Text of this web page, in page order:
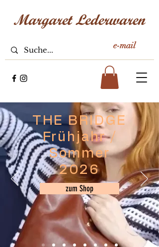
e-mail
THE BRIDGE
Frühjahr /
Sommer
2026
zum Shop